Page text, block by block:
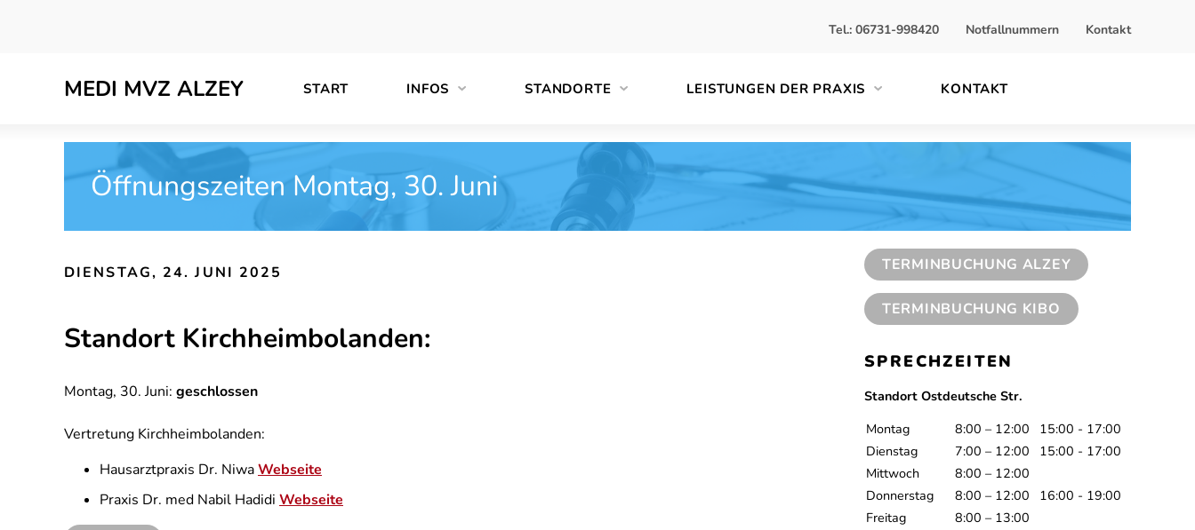
Tel.: 06731-998420 Notfallnummern Kontakt
MEDI MVZ ALZEY START INFOS STANDORTE LEISTUNGEN DER PRAXIS KONTAKT
Öffnungszeiten Montag, 30. Juni
DIENSTAG, 24. JUNI 2025
Standort Kirchheimbolanden:
Montag, 30. Juni: geschlossen
Vertretung Kirchheimbolanden:
Hausarztpraxis Dr. NiwaWebseite
Praxis Dr. med Nabil Hadidi Webseite
TERMINBUCHUNG ALZEY
TERMINBUCHUNG KIBO
SPRECHZEITEN
Standort Ostdeutsche Str.
Montag
8:00 – 12:00
15:00 - 17:00
Dienstag
7:00 – 12:00
15:00 - 17:00
Mittwoch
8:00 – 12:00
Donnerstag
8:00 – 12:00
16:00 - 19:00
Freitag
8:00 – 13:00